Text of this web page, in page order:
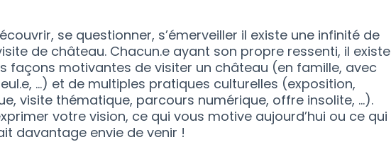
se questionner, s’émerveiller il existe une infinité de
de château. Chacun.e ayant son propre ressenti, il existe
façons motivantes de visiter un château (en famille, avec
…) et de multiples pratiques culturelles (exposition,
visite thématique, parcours numérique, offre insolite, …).
votre vision, ce qui vous motive aujourd’hui ou ce qui
davantage envie de venir !